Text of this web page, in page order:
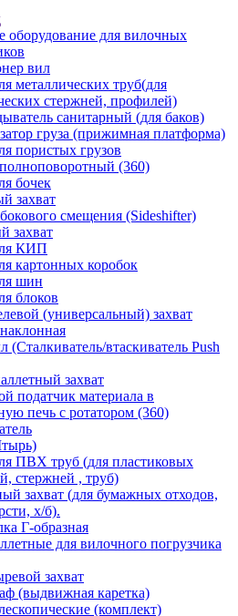
оборудование для вилочных
вил
металлических труб(для
стержней, профилей)
санитарный (для баков)
груза (прижимная платформа)
пористых грузов
(360)
бочек
захват
смещения (Sideshifter)
захват
КИП
картонных коробок
шин
блоков
(универсальный) захват
(Сталкиватель/втаскиватель Push
захват
податчик материала в
печь с ротатором (360)
ПВХ труб (для пластиковых
стержней , труб)
захват (для бумажных отходов,
х/б).
Г-образная
для вилочного погрузчика
захват
(выдвижная каретка)
(комплект)